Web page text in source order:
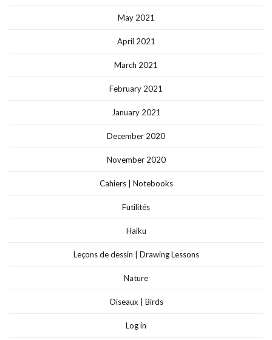
May 2021
April 2021
March 2021
February 2021
January 2021
December 2020
November 2020
Cahiers | Notebooks
Futilités
Haiku
Leçons de dessin | Drawing Lessons
Nature
Oiseaux | Birds
Log in